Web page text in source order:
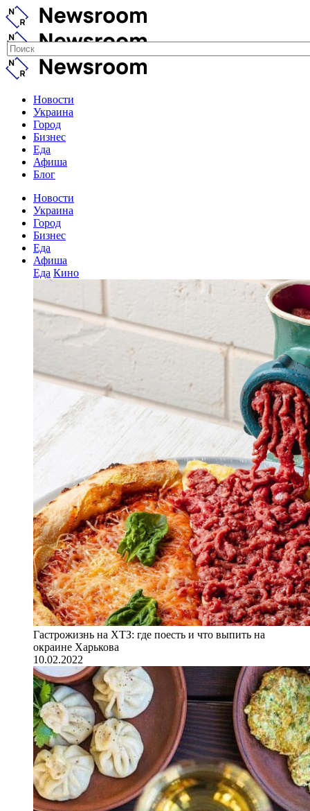
Новости
Украина
Город
Бизнес
Еда
Афиша
Блог
Новости
Украина
Город
Бизнес
Еда
Афиша
Еда Кино
Гастрожизнь на ХТЗ: где поесть и что выпить на
окраине Харькова
10.02.2022